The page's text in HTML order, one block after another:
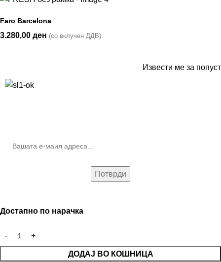
Faro Barcelona
3.280,00 ден (со вклучен ДДВ)
Извести ме за попуст
Достапно по нарачка
ДОДАЈ ВО КОШНИЦА